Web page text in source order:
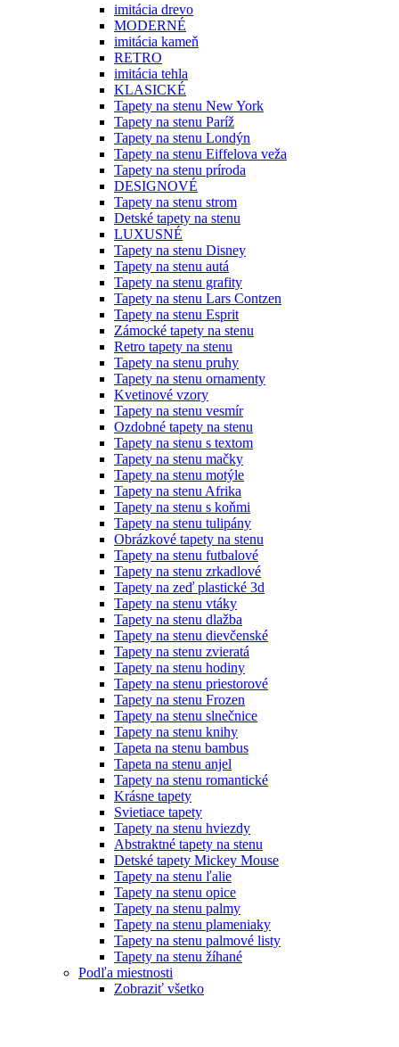
imitácia drevo
MODERNÉ
imitácia kameň
RETRO
imitácia tehla
KLASICKÉ
Tapety na stenu New York
Tapety na stenu Paríž
Tapety na stenu Londýn
Tapety na stenu Eiffelova veža
Tapety na stenu príroda
DESIGNOVÉ
Tapety na stenu strom
Detské tapety na stenu
LUXUSNÉ
Tapety na stenu Disney
Tapety na stenu autá
Tapety na stenu grafity
Tapety na stenu Lars Contzen
Tapety na stenu Esprit
Zámocké tapety na stenu
Retro tapety na stenu
Tapety na stenu pruhy
Tapety na stenu ornamenty
Kvetinové vzory
Tapety na stenu vesmír
Ozdobné tapety na stenu
Tapety na stenu s textom
Tapety na stenu mačky
Tapety na stenu motýle
Tapety na stenu Afrika
Tapety na stenu s koňmi
Tapety na stenu tulipány
Obrázkové tapety na stenu
Tapety na stenu futbalové
Tapety na stenu zrkadlové
Tapety na zeď plastické 3d
Tapety na stenu vtáky
Tapety na stenu dlažba
Tapety na stenu dievčenské
Tapety na stenu zvieratá
Tapety na stenu hodiny
Tapety na stenu priestorové
Tapety na stenu Frozen
Tapety na stenu slnečnice
Tapety na stenu knihy
Tapeta na stenu bambus
Tapeta na stenu anjel
Tapety na stenu romantické
Krásne tapety
Svietiace tapety
Tapety na stenu hviezdy
Abstraktné tapety na stenu
Detské tapety Mickey Mouse
Tapety na stenu ľalie
Tapety na stenu opice
Tapety na stenu palmy
Tapety na stenu plameniaky
Tapety na stenu palmové listy
Tapety na stenu žíhané
Podľa miestnosti
Zobraziť všetko